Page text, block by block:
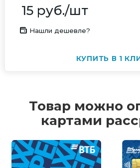
15 руб./шт
Нашли дешевле?
КУПИТЬ В 1
Товар можно
картами